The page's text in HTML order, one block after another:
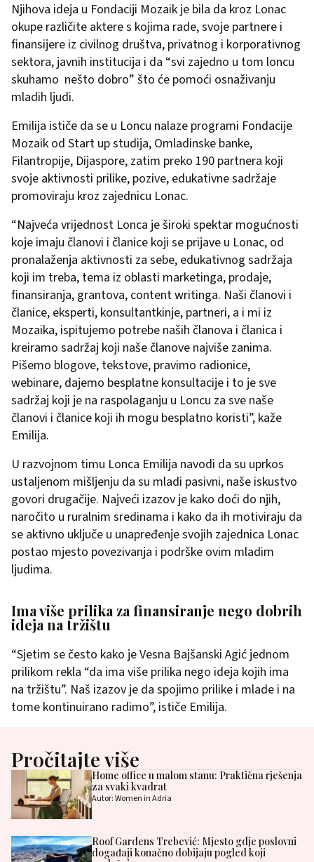
Njihova ideja u Fondaciji Mozaik je bila da kroz Lonac
okupe različite aktere s kojima rade, svoje partnere i
finansijere iz civilnog društva, privatnog i korporativnog
sektora, javnih institucija i da “svi zajedno u tom loncu
skuhamo nešto dobro” što će pomoći osnaživanju
mladih ljudi.
Emilija ističe da se u Loncu nalaze programi Fondacije
Mozaik od Start up studija, Omladinske banke,
Filantropije, Dijaspore, zatim preko 190 partnera koji
svoje aktivnosti prilike, pozive, edukativne sadržaje
promoviraju kroz zajednicu Lonac.
“Najveća vrijednost Lonca je široki spektar mogućnosti
koje imaju članovi i članice koji se prijave u Lonac, od
pronalaženja aktivnosti za sebe, edukativnog sadržaja
koji im treba, tema iz oblasti marketinga, prodaje,
finansiranja, grantova, content writinga. Naši članovi i
članice, eksperti, konsultantkinje, partneri, a i mi iz
Mozaika, ispitujemo potrebe naših članova i članica i
kreiramo sadržaj koji naše članove najviše zanima.
Pišemo blogove, tekstove, pravimo radionice,
webinare, dajemo besplatne konsultacije i to je sve
sadržaj koji je na raspolaganju u Loncu za sve naše
članovi i članice koji ih mogu besplatno koristi”, kaže
Emilija.
U razvojnom timu Lonca Emilija navodi da su uprkos
ustaljenom mišljenju da su mladi pasivni, naše iskustvo
govori drugačije. Najveći izazov je kako doći do njih,
naročito u ruralnim sredinama i kako da ih motiviraju da
se aktivno uključe u unapređenje svojih zajednica Lonac
postao mjesto povezivanja i podrške ovim mladim
ljudima.
Ima više prilika za finansiranje nego dobrih
ideja na tržištu
“Sjetim se često kako je Vesna Bajšanski Agić jednom
prilikom rekla “da ima više prilika nego ideja kojih ima
na tržištu”. Naš izazov je da spojimo prilike i mlade i na
tome kontinuirano radimo”, ističe Emilija.
Pročitajte više
Home office u malom stanu: Praktična rješenja
za svaki kvadrat
Autor: Women in Adria
Roof Gardens Trebević: Mjesto gdje poslovni
događaji konačno dobijaju pogled koji